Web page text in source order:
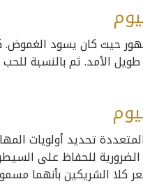
حيث كان يسود الغموض.
الأمد. ثم بالنسبة
تحديد أولويات
للحفاظ على
كلا الشريكين بأنهما